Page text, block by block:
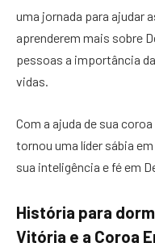
uma jornada para ajudar
aprenderem mais sobre
pessoas a importância
vidas.
Com a ajuda de sua
tornou uma líder sábia
sua inteligência e fé em
História para
Vitória e a Coroa